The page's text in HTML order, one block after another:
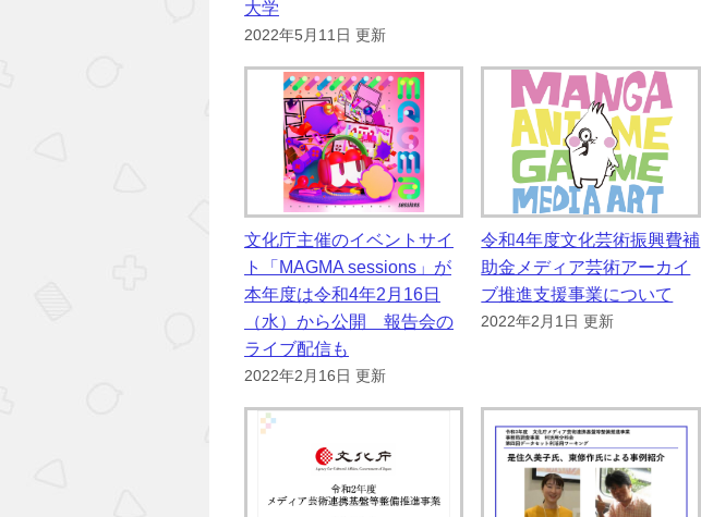
大学
2022年5月11日 更新
文化庁主催のイベントサイ
ト「MAGMA sessions」が
本年度は令和4年2月16日
（水）から公開 報告会の
ライブ配信も
2022年2月16日 更新
令和4年度文化芸術振興費補
助金メディア芸術アーカイ
ブ推進支援事業について
2022年2月1日 更新